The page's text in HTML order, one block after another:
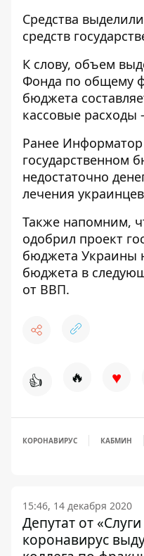
Средства
средств
К слову, объем
Фонда по общему
бюджета
кассовые
Ранее Информатор
государственном
недостаточно
лечения
Также напомним,
одобрил проект
бюджета Украины
бюджета в
от ВВП.
👍 🔥 ♥
КОРОНАВИРУС КАБМИН
15:46, 14 декабря 2020
Депутат от
коронавирус